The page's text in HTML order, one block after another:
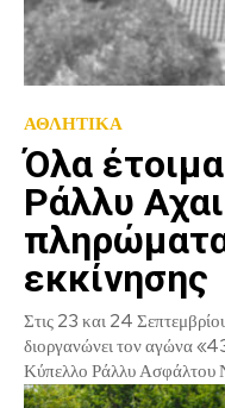
ΑΘΛΗΤΙΚΑ
Όλα
Ράλλυ
εκκίνησης
Στις 23 και 24
διοργανώνει τον αγώνα
Κύπελλο Ράλλυ Ασφάλτου